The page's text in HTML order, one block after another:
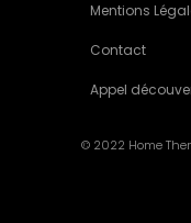
Mentions
Contact
Appel
© 2022 Home